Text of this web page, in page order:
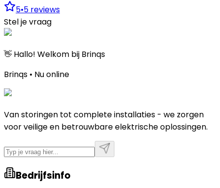
5•5 reviews
Stel je vraag
👋 Hallo! Welkom bij Brinqs
Brinqs • Nu online
Van storingen tot complete installaties - we zorgen
voor veilige en betrouwbare elektrische oplossingen.
Bedrijfsinfo